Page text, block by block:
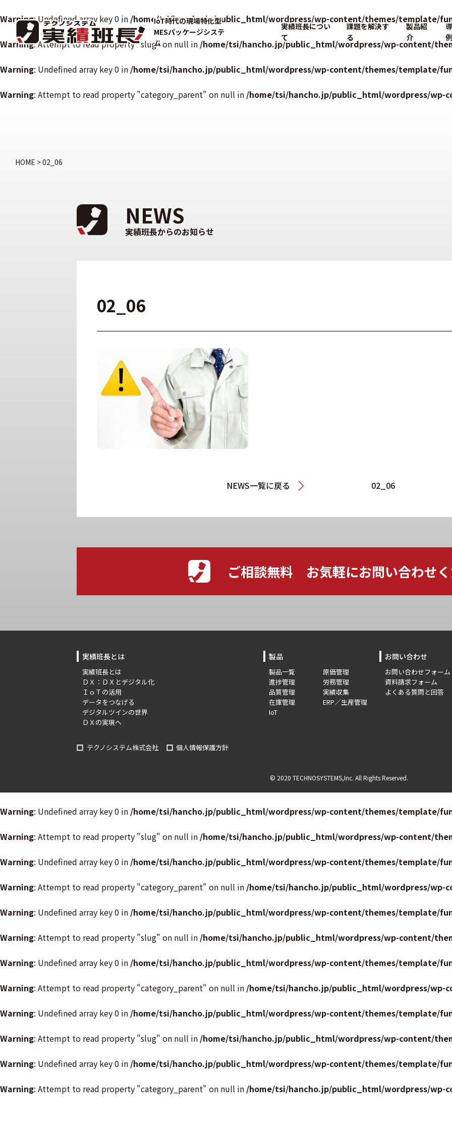
Warning: Undefined array key 0 in /home/tsi/hancho.jp/public_html/wordpress/wp-content/themes/template/
Warning: Attempt to read property "slug" on null in /home/tsi/hancho.jp/public_html/wordpress/wp-content/
Warning: Undefined array key 0 in /home/tsi/hancho.jp/public_html/wordpress/wp-content/themes/template/
Warning: Attempt to read property "category_parent" on null in /home/tsi/hancho.jp/public_html/wordpress/
IoT時代の現場特化型
MESパッケージシステ
ム
実績班長につい
て
課題を解決す
る
製品紹
介
例
HOME >02_06
NEWS
実績班長からのお知らせ
02_06
NEWS一覧に戻る 02_06
ご相談無料 お気軽にお問い合わせ
実績班長とは
実績班長とは
ＤＸ：ＤＸとデジタル化
ＩｏＴの活用
データをつなげる
デジタルツインの世界
ＤＸの実現へ
製品
製品一覧
進捗管理
品質管理
在庫管理
IoT
原価管理
労務管理
実績収集
ERP／生産管理
お問い合わせ
お問い合わせフォーム
資料請求フォーム
よくある質問と回答
テクノシステム株式会社 個人情報保護方針
© 2020 TECHNOSYSTEMS,Inc. All Rights Reserved.
Warning: Undefined array key 0 in /home/tsi/hancho.jp/public_html/wordpress/wp-content/themes/template/
Warning: Attempt to read property "slug" on null in /home/tsi/hancho.jp/public_html/wordpress/wp-content/
Warning: Undefined array key 0 in /home/tsi/hancho.jp/public_html/wordpress/wp-content/themes/template/
Warning: Attempt to read property "category_parent" on null in /home/tsi/hancho.jp/public_html/wordpress/
Warning: Undefined array key 0 in /home/tsi/hancho.jp/public_html/wordpress/wp-content/themes/template/
Warning: Attempt to read property "slug" on null in /home/tsi/hancho.jp/public_html/wordpress/wp-content/
Warning: Undefined array key 0 in /home/tsi/hancho.jp/public_html/wordpress/wp-content/themes/template/
Warning: Attempt to read property "category_parent" on null in /home/tsi/hancho.jp/public_html/wordpress/
Warning: Undefined array key 0 in /home/tsi/hancho.jp/public_html/wordpress/wp-content/themes/template/
Warning: Attempt to read property "slug" on null in /home/tsi/hancho.jp/public_html/wordpress/wp-content/
Warning: Undefined array key 0 in /home/tsi/hancho.jp/public_html/wordpress/wp-content/themes/template/
Warning: Attempt to read property "category_parent" on null in /home/tsi/hancho.jp/public_html/wordpress/